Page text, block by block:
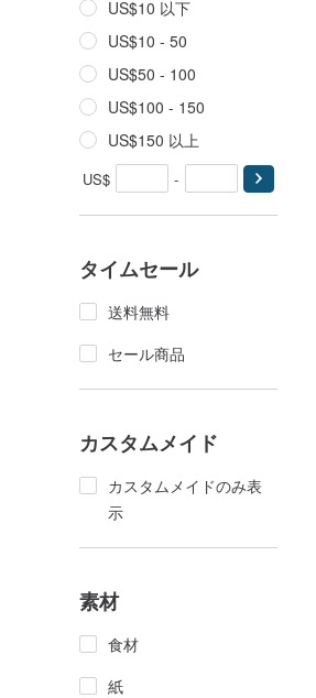
US$10 以下
US$10 - 50
US$50 - 100
US$100 - 150
US$150 以上
US$ -
タイムセール
送料無料
セール商品
カスタムメイド
カスタムメイドのみ表
示
素材
食材
紙